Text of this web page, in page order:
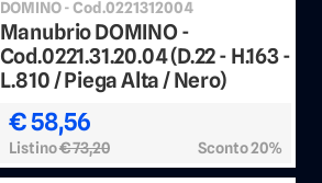
DOMINO - Cod.0221312004
Manubrio DOMINO -
Cod.0221.31.20.04 (D.22 - H.163 -
L.810 / Piega Alta / Nero)
€ 58,56
Listino€ 73,20 Sconto 20%